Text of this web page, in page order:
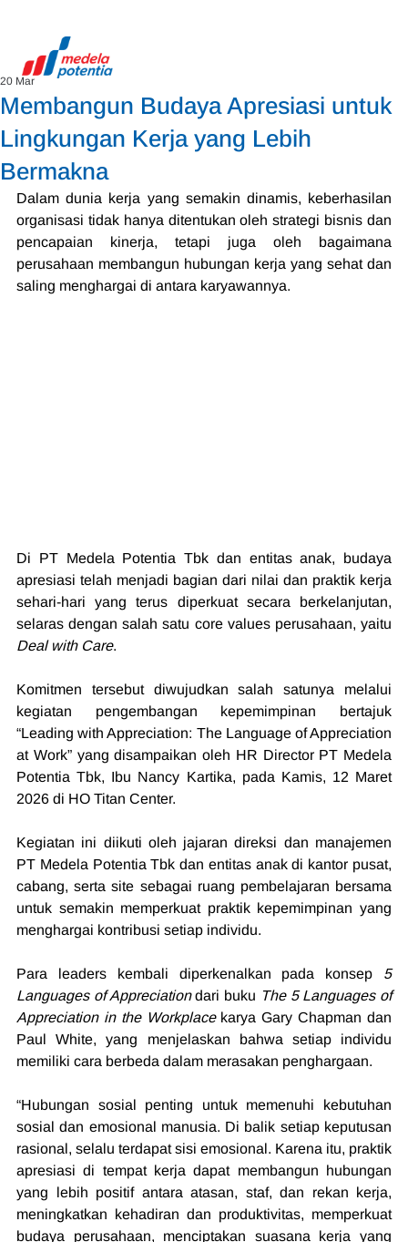
Membangun Budaya Apresiasi untuk
Lingkungan Kerja yang Lebih
Bermakna
20 Mar
Dalam dunia kerja yang semakin dinamis, keberhasilan
organisasi tidak hanya ditentukan oleh strategi bisnis dan
pencapaian kinerja, tetapi juga oleh bagaimana
perusahaan membangun hubungan kerja yang sehat dan
saling menghargai di antara karyawannya.
Di PT Medela Potentia Tbk dan entitas anak, budaya
apresiasi telah menjadi bagian dari nilai dan praktik kerja
sehari-hari yang terus diperkuat secara berkelanjutan,
Deal with Care.
Komitmen tersebut diwujudkan salah satunya melalui
kegiatan pengembangan kepemimpinan bertajuk
“Leading with Appreciation: The Language of Appreciation
at Work” yang disampaikan oleh HR Director PT Medela
Potentia Tbk, Ibu Nancy Kartika, pada Kamis, 12 Maret
2026 di HO Titan Center.
Kegiatan ini diikuti oleh jajaran direksi dan manajemen
PT Medela Potentia Tbk dan entitas anak di kantor pusat,
cabang, serta site sebagai ruang pembelajaran bersama
untuk semakin memperkuat praktik kepemimpinan yang
menghargai kontribusi setiap individu.
Para leaders kembali diperkenalkan pada konsep 5
Languages of Appreciation dari buku The 5 Languages of
Appreciation in the Workplace karya Gary Chapman dan
Paul White, yang menjelaskan bahwa setiap individu
memiliki cara berbeda dalam merasakan penghargaan.
“Hubungan sosial penting untuk memenuhi kebutuhan
sosial dan emosional manusia. Di balik setiap keputusan
rasional, selalu terdapat sisi emosional. Karena itu, praktik
apresiasi di tempat kerja dapat membangun hubungan
yang lebih positif antara atasan, staf, dan rekan kerja,
meningkatkan kehadiran dan produktivitas, memperkuat
budaya perusahaan, menciptakan suasana kerja yang